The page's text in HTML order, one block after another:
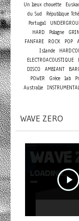
Un lieux chouette
du Sud
République
Portugal
HARD
Pologne
FANFARE
ROCK POP
Islande
ELECTROACOUSTIQUE
DISCO
AMBIANT
POWER
Grèce lab
Australie
WAVE ZERO